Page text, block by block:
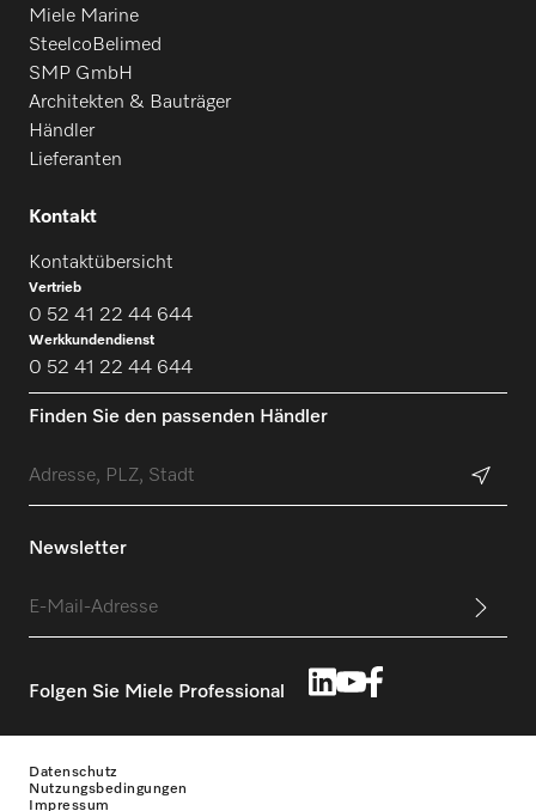
Miele Marine
SteelcoBelimed
SMP GmbH
Architekten & Bauträger
Händler
Lieferanten
Kontakt
Kontaktübersicht
Vertrieb
0 52 41 22 44 644
Werkkundendienst
0 52 41 22 44 644
Finden Sie den passenden Händler
Newsletter
Folgen Sie Miele Professional
Datenschutz
Nutzungsbedingungen
Impressum